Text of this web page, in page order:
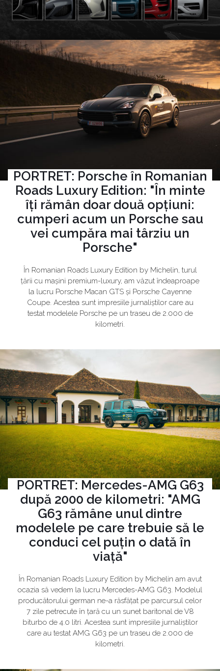
PORTRET: Porsche în Romanian
Roads Luxury Edition: "În minte
îți rămân doar două opțiuni:
cumperi acum un Porsche sau
vei cumpăra mai târziu un
Porsche"
În Romanian Roads Luxury Edition by Michelin, turul
țării cu mașini premium-luxury, am văzut îndeaproape
la lucru Porsche Macan GTS și Porsche Cayenne
Coupe. Acestea sunt impresiile jurnaliștilor care au
testat modelele Porsche pe un traseu de 2.000 de
kilometri.
PORTRET: Mercedes-AMG G63
după 2000 de kilometri: "AMG
G63 rămâne unul dintre
modelele pe care trebuie să le
conduci cel puțin o dată în
viață"
În Romanian Roads Luxury Edition by Michelin am avut
ocazia să vedem la lucru Mercedes-AMG G63. Modelul
producătorului german ne-a răsfățat pe parcursul celor
7 zile petrecute în țară cu un sunet baritonal de V8
biturbo de 4.0 litri. Acestea sunt impresiile jurnaliștilor
care au testat AMG G63 pe un traseu de 2.000 de
kilometri.